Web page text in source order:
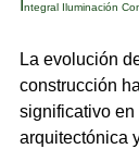
ntegral Iluminación
La evolución
construcción
significativo en
arquitectónica